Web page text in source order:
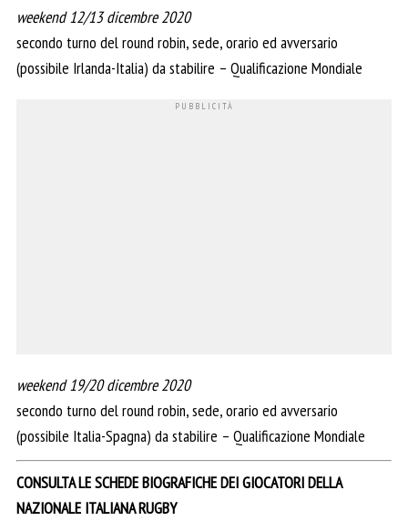
weekend 12/13 dicembre 2020
secondo turno del round robin, sede, orario ed avversario
(possibile Irlanda-Italia) da stabilire – Qualificazione Mondiale
weekend 19/20 dicembre 2020
secondo turno del round robin, sede, orario ed avversario
(possibile Italia-Spagna) da stabilire – Qualificazione Mondiale
CONSULTA LE SCHEDE BIOGRAFICHE DEI GIOCATORI DELLA
NAZIONALE ITALIANA RUGBY